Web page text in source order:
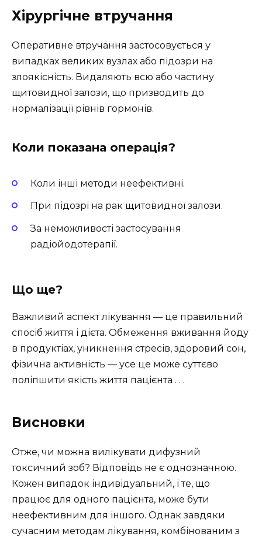
Хірургічне втручання
Оперативне втручання застосовується у
випадках великих вузлах або підозри на
злоякісність. Видаляють всю або частину
щитовидної залози, що призводить до
нормалізації рівнів гормонів.
Коли показана операція?
Коли інші методи неефективні.
При підозрі на рак щитовидної залози.
За неможливості застосування
радіойодотерапії.
Що ще?
Важливий аспект лікування — це правильний
спосіб життя і дієта. Обмеження вживання йоду
в продуктіах, уникнення стресів, здоровий сон,
фізична активність — усе це може суттєво
поліпшити якість життя пацієнта . . .
Висновки
Отже, чи можна вилікувати дифузний
токсичний зоб? Відповідь не є однозначною.
Кожен випадок індивідуальний, і те, що
працює для одного пацієнта, може бути
неефективним для іншого. Однак завдяки
сучасним методам лікування, комбінованим з